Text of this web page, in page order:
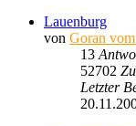
Lauenburg
von Goran
13
52702
Letzter